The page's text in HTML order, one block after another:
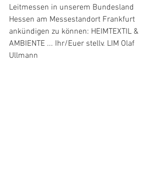
Leitmessen in unserem Bundesland
Hessen am Messestandort Frankfurt
ankündigen zu können: HEIMTEXTIL &
AMBIENTE ... Ihr/Euer stellv. LIM Olaf
Ullmann